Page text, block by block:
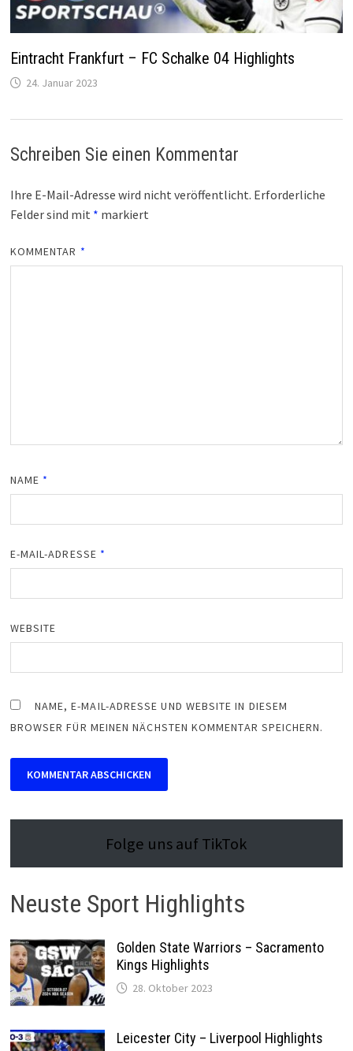
Eintracht Frankfurt – FC Schalke 04 Highlights
24. Januar 2023
Schreiben Sie einen Kommentar
Ihre E-Mail-Adresse wird nicht veröffentlicht. Erforderliche
Felder sind mit * markiert
KOMMENTAR *
NAME *
E-MAIL-ADRESSE *
WEBSITE
NAME, E-MAIL-ADRESSE UND WEBSITE IN DIESEM
BROWSER FÜR MEINEN NÄCHSTEN KOMMENTAR SPEICHERN.
Folge uns auf TikTok
Neuste Sport Highlights
Golden State Warriors – Sacramento
Kings Highlights
28. Oktober 2023
Leicester City – Liverpool Highlights